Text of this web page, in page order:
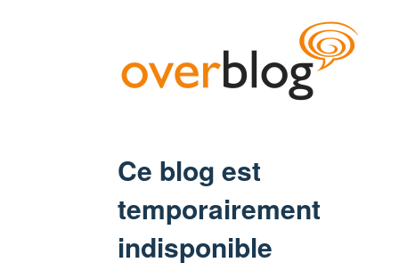
Ce blog est
temporairement
indisponible